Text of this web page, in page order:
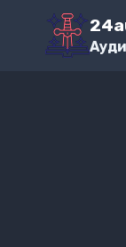
Перейти
содержимому